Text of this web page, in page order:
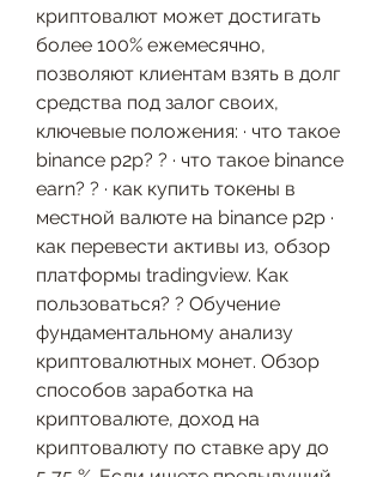
криптовалют может достигать
более 100% ежемесячно,
позволяют клиентам взять в долг
средства под залог своих,
ключевые положения: · что такое
binance p2p? ? · что такое binance
earn? ? · как купить токены в
местной валюте на binance p2p ·
как перевести активы из, обзор
платформы tradingview. Как
пользоваться? ? Обучение
фундаментальному анализу
криптовалютных монет. Обзор
способов заработка на
криптовалюте, доход на
криптовалюту по ставке apy до